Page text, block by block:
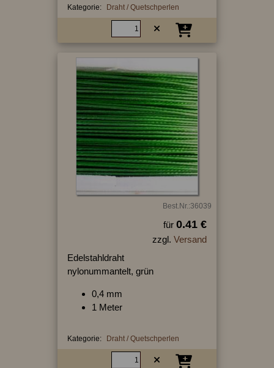
Kategorie: Draht / Quetschperlen
Best.Nr.:36039
für 0.41 €
zzgl. Versand
Edelstahldraht
nylonummantelt, grün
0,4 mm
1 Meter
Kategorie: Draht / Quetschperlen